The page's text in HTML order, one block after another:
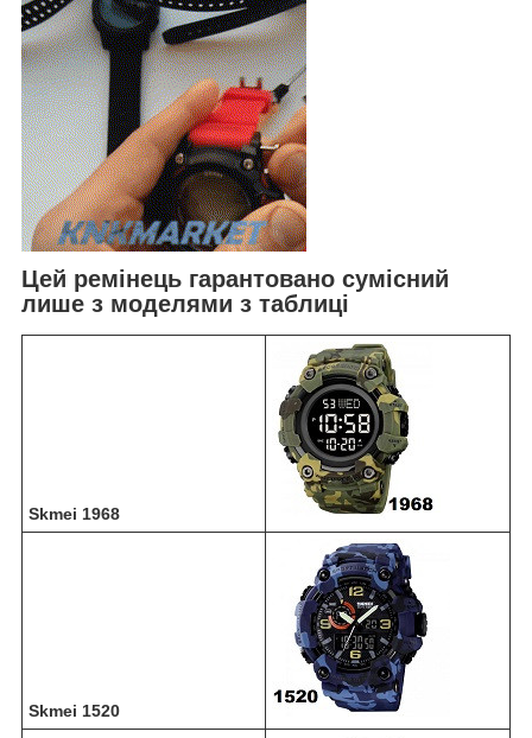
Цей ремінець гарантовано сумісний
лише з моделями з таблиці
Skmei 1968
Skmei 1520